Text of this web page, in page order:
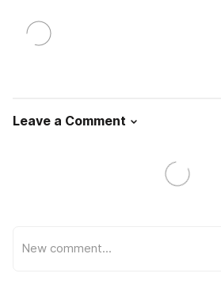
Leave a Comment